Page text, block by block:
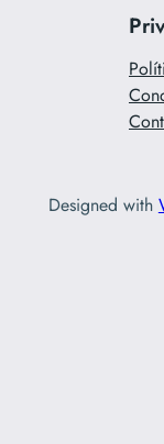
Designed with